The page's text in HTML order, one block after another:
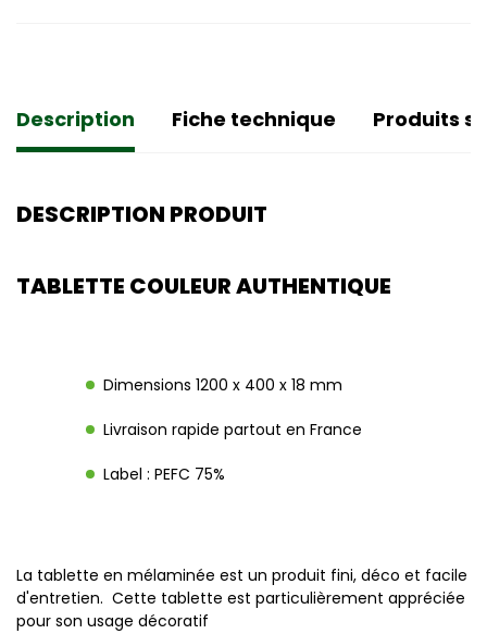
Description Fiche technique Produits
DESCRIPTION PRODUIT
TABLETTE COULEUR AUTHENTIQUE
Dimensions 1200 x 400 x 18 mm
Livraison rapide partout en France
Label : PEFC 75%
La tablette en mélaminée est un produit fini, déco et facile
d'entretien. Cette tablette est particulièrement appréciée
pour son usage décoratif